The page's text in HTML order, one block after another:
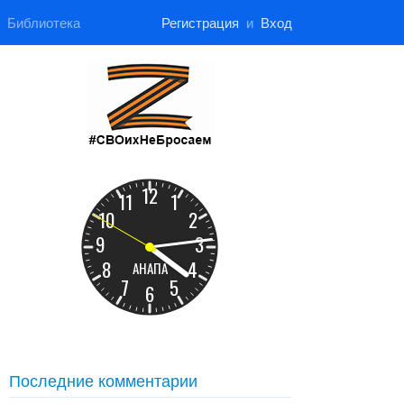
Библиотека Регистрация и Вход
Последние комментарии